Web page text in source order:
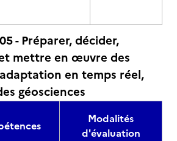
- Préparer, décider,
mettre en œuvre des
en temps réel,
géosciences
Modalités
d'évaluation